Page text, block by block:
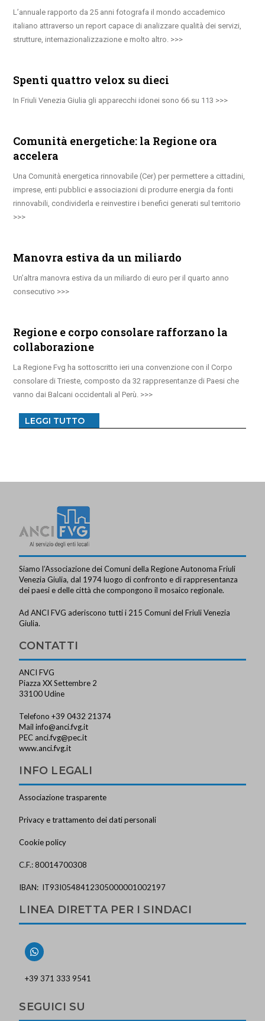
L’annuale rapporto da 25 anni fotografa il mondo accademico
italiano attraverso un report capace di analizzare qualità dei servizi,
strutture, internazionalizzazione e molto altro.
Spenti quattro velox su dieci
In Friuli Venezia Giulia gli apparecchi idonei sono 66 su 113
Comunità energetiche: la Regione ora
accelera
Una Comunità energetica rinnovabile (Cer) per permettere a cittadini,
imprese, enti pubblici e associazioni di produrre energia da fonti
rinnovabili, condividerla e reinvestire i benefici generati sul territorio
Manovra estiva da un miliardo
Un’altra manovra estiva da un miliardo di euro per il quarto anno
consecutivo
Regione e corpo consolare rafforzano la
collaborazione
La Regione Fvg ha sottoscritto ieri una convenzione con il Corpo
consolare di Trieste, composto da 32 rappresentanze di Paesi che
vanno dai Balcani occidentali al Perù.
LEGGI TUTTO
Siamo l’Associazione dei Comuni della Regione Autonoma Friuli
Venezia Giulia, dal 1974 luogo di confronto e di rappresentanza
dei paesi e delle città che compongono il mosaico regionale.
Ad ANCI FVG aderiscono tutti i 215 Comuni del Friuli Venezia
Giulia.
CONTATTI
ANCI FVG
Piazza XX Settembre 2
33100 Udine
Telefono +39 0432 21374
Mailinfo@anci.fvg.it
PEC anci.fvg@pec.it
www.anci.fvg.it
INFO LEGALI
Associazione trasparente
Privacy e trattamento dei dati personali
Cookie policy
C.F.: 80014700308
IBAN: IT93I0548412305000001002197
LINEA DIRETTA PER I SINDACI
+39 371 333 9541
SEGUICI SU